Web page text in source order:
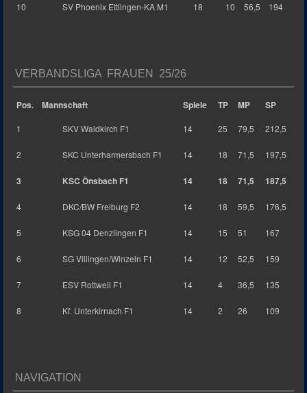
10 SV Phoenix Ettlingen-KA M1 18 10 56,5 194
VERBANDSLIGA FRAUEN 25/26
Pos. Mannschaft Spiele TP MP SP
1 SKV Waldkirch F1 14 25 79,5 212,5
2 SKC Unterharmersbach F1 14 18 71,5 197,5
3 KSC Önsbach F1 14 18 71,5 187,5
4 DKC/BW Freiburg F2 14 18 59,5 176,5
5 KSG 04 Denzlingen F1 14 15 51 167
6 SG Villingen/Winzeln F1 14 12 52,5 159
7 ESV Rottweil F1 14 4 36,5 135
8 Kf. Unterkirnach F1 14 2 26 109
NAVIGATION